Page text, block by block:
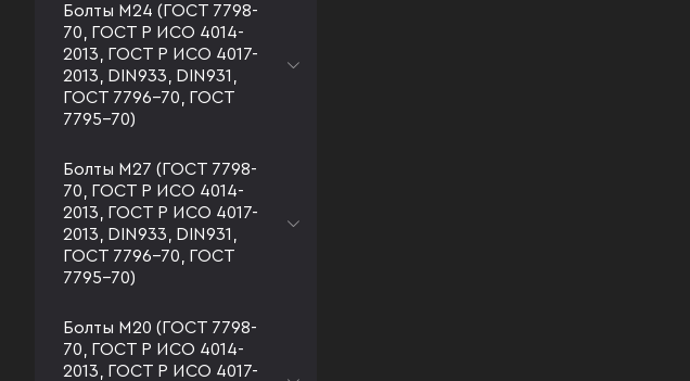
Болты М24 (ГОСТ 7798-
70, ГОСТ Р ИСО 4014-
2013, ГОСТ Р ИСО 4017-
2013, DIN933, DIN931,
ГОСТ 7796-70, ГОСТ
7795-70)
Болты М27 (ГОСТ 7798-
70, ГОСТ Р ИСО 4014-
2013, ГОСТ Р ИСО 4017-
2013, DIN933, DIN931,
ГОСТ 7796-70, ГОСТ
7795-70)
Болты М20 (ГОСТ 7798-
70, ГОСТ Р ИСО 4014-
2013, ГОСТ Р ИСО 4017-